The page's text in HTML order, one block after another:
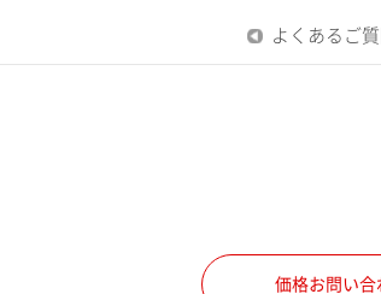
よくあるご
価格お問い合